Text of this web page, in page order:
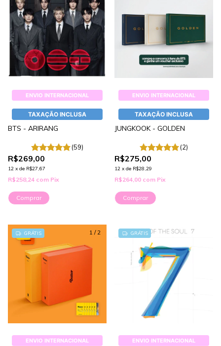
ENVIO INTERNACIONAL
TAXAÇÃO INCLUSA
BTS - ARIRANG
(59)
R$269,00
12 x de R$27,67
R$258,24 com Pix
Comprar
ENVIO INTERNACIONAL
TAXAÇÃO INCLUSA
JUNGKOOK - GOLDEN
(2)
R$275,00
12 x de R$28,29
R$264,00 com Pix
Comprar
1 / 2
GRÁTIS
ENVIO INTERNACIONAL
GRÁTIS
ENVIO INTERNACIONAL